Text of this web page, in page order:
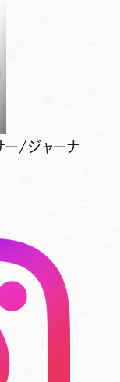
ー/ジャーナ